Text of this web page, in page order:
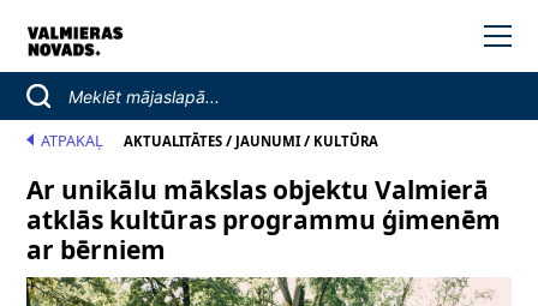
ATPAKAĻ AKTUALITĀTES/ JAUNUMI/ KULTŪRA
Ar unikālu mākslas objektu Valmierā
atklās kultūras programmu ģimenēm
ar bērniem